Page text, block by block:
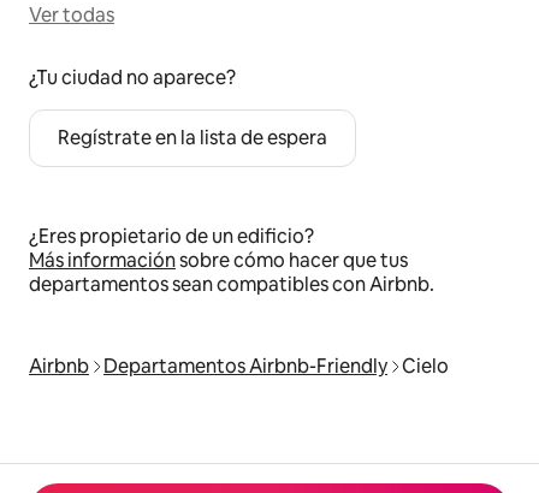
Ver todas
¿Tu ciudad no aparece?
Regístrate en la lista de espera
¿Eres propietario de un edificio?
Más informaciónsobre cómo hacer que tus
departamentos sean compatibles con Airbnb.
Airbnb Departamentos Airbnb-Friendly Cielo